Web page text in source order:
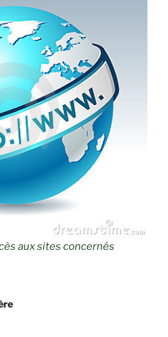
aux sites concernés